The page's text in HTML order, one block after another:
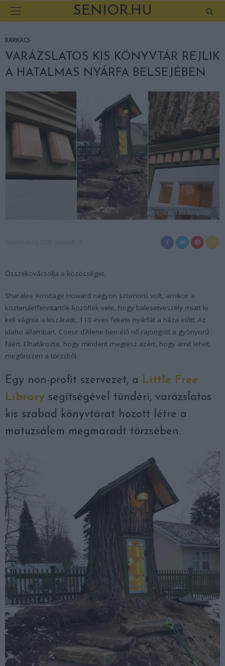
SENIOR.HU
BARKÁCS
VARÁZSLATOS KIS KÖNYVTÁR REJLIK
A HATALMAS NYÁRFA BELSEJÉBEN
varazslatos kis konyvtar
Összekovácsolja a közösséget.
Sharalee Armitage Howard nagyon szomorú volt, amikor a
közterületfenntartók közölték vele, hogy balesetveszély miatt ki
kell vágnia a kiszáradt, 110 éves fekete nyárfát a háza előtt. Az
Idaho államban, Coeur d’Alene-ben élő nő rajongott a gyönyörű
fáért. Elhatározta, hogy mindent megtesz azért, hogy amit lehet,
megőrizzen a törzsből.
Egy non-profit szervezet, a Little Free
Library segítségével tündéri, varázslatos
kis szabad könyvtárat hozott létre a
matuzsálem megmaradt törzsében.